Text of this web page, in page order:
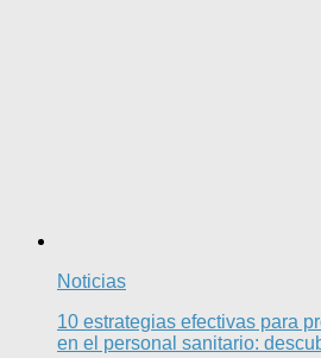
Noticias
10 estrategias efectivas para
en el personal sanitario: